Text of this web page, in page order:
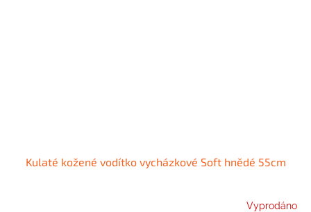
Kulaté kožené vodítko vycházkové Soft hnědé 55cm
Vyprodáno